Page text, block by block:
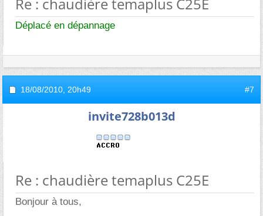
Déplacé en dépannage
18/08/2010, 20h49 #7
invite728b013d
Re : chaudière temaplus C25E
Bonjour à tous,